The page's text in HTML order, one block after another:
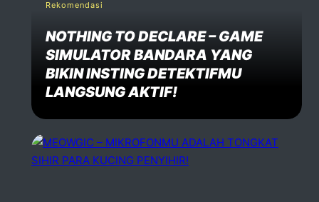
Rekomendasi
NOTHING TO DECLARE – GAME
SIMULATOR BANDARA YANG
BIKIN INSTING DETEKTIFMU
LANGSUNG AKTIF!